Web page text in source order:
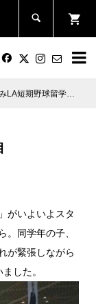


短期野球留学2014｜1日目
がいよいよスタ
。同学年の子、
が緊張しながら
した。